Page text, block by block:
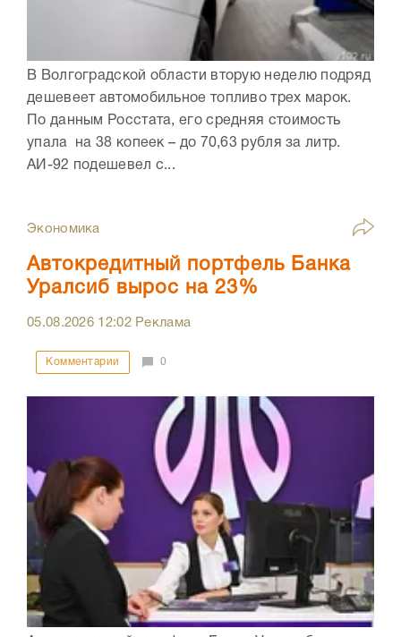
В Волгоградской области вторую неделю подряд
дешевеет автомобильное топливо трех марок.
По данным Росстата, его средняя стоимость
упала на 38 копеек – до 70,63 рубля за литр.
АИ-92 подешевел с...
Экономика
Автокредитный портфель Банка
Уралсиб вырос на 23%
05.08.2026 12:02Реклама
Комментарии 0